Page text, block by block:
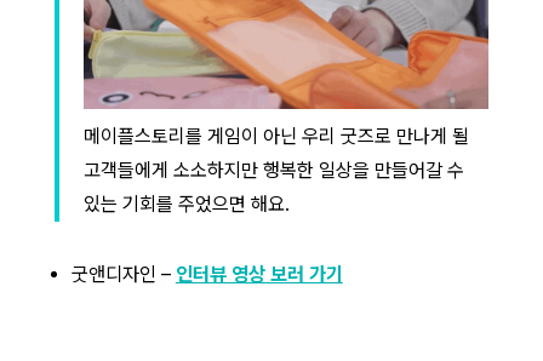
메이플스토리를 게임이 아닌 우리 굿즈로 만나게 될
고객들에게 소소하지만 행복한 일상을 만들어갈 수
있는 기회를 주었으면 해요.
굿앤디자인 – 인터뷰 영상 보러 가기